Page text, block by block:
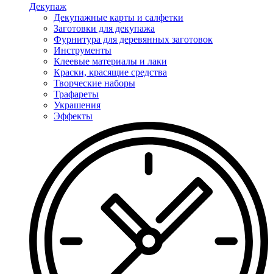
Декупаж
Декупажные карты и салфетки
Заготовки для декупажа
Фурнитура для деревянных заготовок
Инструменты
Клеевые материалы и лаки
Краски, красящие средства
Творческие наборы
Трафареты
Украшения
Эффекты